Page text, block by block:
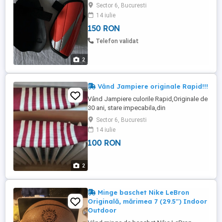
2
Sector 6, Bucuresti
14 iulie
150 RON
Telefon validat
2
Vând Jampiere originale Rapid!!!
Vând Jampiere culorile Rapid,Originale de
30 ani, stare impecabila,din
lină&Cotton,de calitate!!! Pentru pasionați
de Rapid & Colecționari articole Rapid!!!
Sector 6, Bucuresti
14 iulie
100 RON
Minge baschet Nike LeBron
Originală, mărimea 7 (29.5") Indoor
Outdoor